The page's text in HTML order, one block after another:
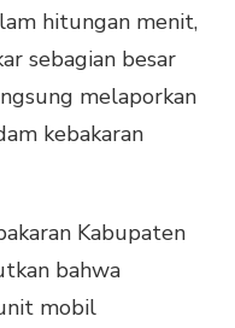
hitungan menit,
sebagian besar
melaporkan
kebakaran
Kabupaten
bahwa
mobil